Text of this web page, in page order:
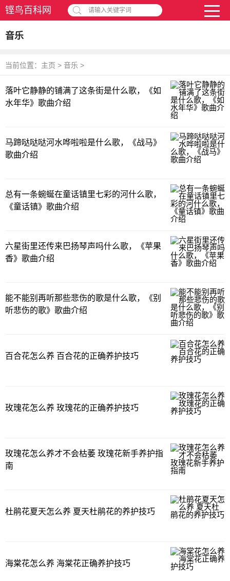
铿鸟百科网 请输入关键字词
音乐
当前位置： 主页 > 音乐 >
落叶它静静的铺满了这条街是什么歌，《如
水年华》歌曲介绍
马蹄哒哒哒河水哗啦啦是什么歌，《战马》
歌曲介绍
总有一条蜿蜒在童话镇里七彩的河什么歌，
《童话镇》歌曲介绍
六星街里还传来巴扬琴声吗什么歌，《苹果
香》歌曲介绍
能不能别再听那些悲伤的歌是什么歌，《别
听悲伤的歌》歌曲介绍
百合花怎么养 百合花的正确养护技巧
玫瑰花怎么养 玫瑰花的正确养护技巧
玫瑰花怎么养才不会枯萎 玫瑰花新手养护指
南
杜鹃花夏天怎么养 夏天杜鹃花的养护技巧
海棠花怎么养 海棠花正确养护技巧